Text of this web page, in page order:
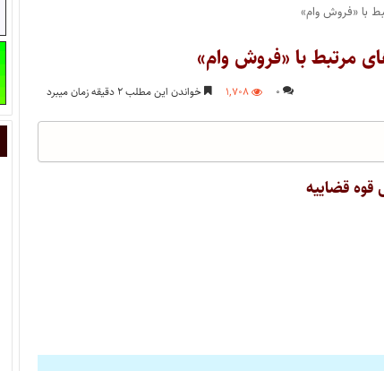
با «فروش وام»
مرتبط با «فروش وام»
۰ ۱,۷۰۸ خواندن این مطلب ۲ دقیقه زمان میبرد
قوه قضاییه